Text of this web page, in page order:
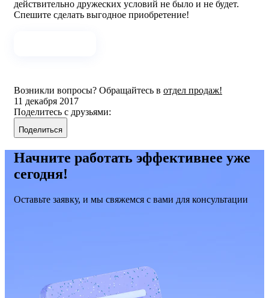
действительно дружеских условий не было и не будет.
Спешите сделать выгодное приобретение!
Возникли вопросы? Обращайтесь в отдел продаж!
11 декабря 2017
Поделитесь с друзьями:
Поделиться
Начните работать эффективнее уже
сегодня!
Оставьте заявку, и мы свяжемся с вами для консультации